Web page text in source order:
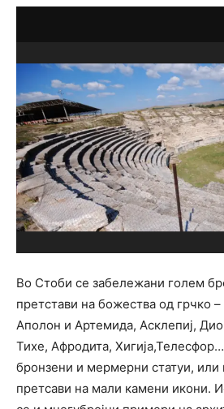
Во Стоби се забележани голем
претстави на божества од грчко
Аполон и Артемида, Асклепиј,
Тихе, Афродита,
бронзени и мермерни статуи, или
претсави на мали камени икони.